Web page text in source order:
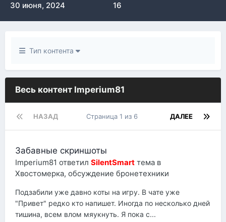
30 июня, 2024 16
Тип контента
Весь контент Imperium81
НАЗАД ДАЛЕЕ
Страница 1 из 6
Забавные скриншоты
Imperium81 ответил SilentSmart тема в
Хвостомерка, обсуждение бронетехники
Подзабили уже давно коты на игру. В чате уже
"Привет" редко кто напишет. Иногда по несколько дней
тишина, всем влом мяукнуть. Я пока с...